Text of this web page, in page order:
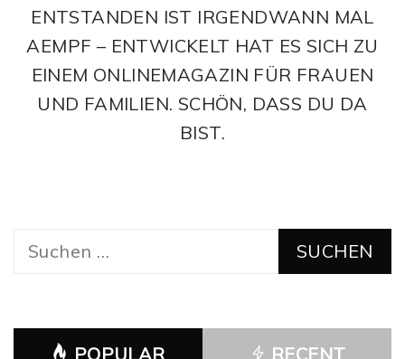
ENTSTANDEN IST IRGENDWANN MAL
AEMPF – ENTWICKELT HAT ES SICH ZU
EINEM ONLINEMAGAZIN FÜR FRAUEN
UND FAMILIEN. SCHÖN, DASS DU DA
BIST.
Suchen
POPULAR RECENT